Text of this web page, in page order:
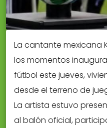
La cantante mexicana
los momentos
fútbol este jueves,
desde el terreno de
La artista estuvo
al balón oficial,